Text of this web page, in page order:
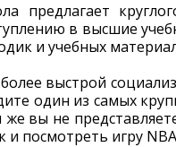
предлагает
в высшие
и учебных
выстрой
один из самых
же вы не
и посмотреть игру